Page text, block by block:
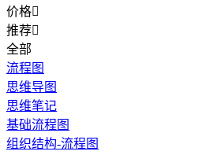
价格
推荐
全部
流程图
思维导图
思维笔记
基础流程图
组织结构-流程图